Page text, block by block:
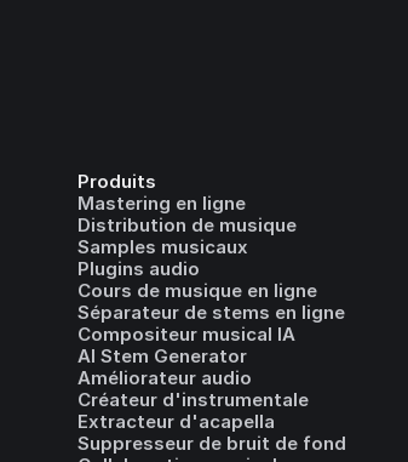
Produits
Mastering en ligne
Distribution de musique
Samples musicaux
Plugins audio
Cours de musique en ligne
Séparateur de stems en ligne
Compositeur musical IA
AI Stem Generator
Améliorateur audio
Créateur d'instrumentale
Extracteur d'acapella
Suppresseur de bruit de fond